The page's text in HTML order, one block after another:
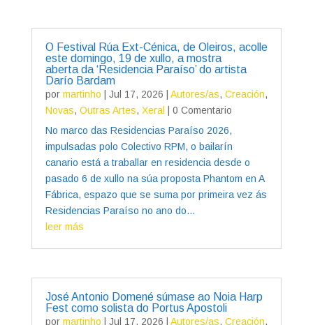
O Festival Rúa Ext-Cénica, de Oleiros, acolle
este domingo, 19 de xullo, a mostra
aberta da ‘Residencia Paraíso’ do artista
Darío Bardam
por martinho Jul 17, 2026 Autores/as, Creación,
Novas, Outras Artes, Xeral
| 0 Comentario
No marco das Residencias Paraíso 2026,
impulsadas polo Colectivo RPM, o bailarín
canario está a traballar en residencia desde o
pasado 6 de xullo na súa proposta Phantom en A
Fábrica, espazo que se suma por primeira vez ás
Residencias Paraíso no ano do...
leer más
José Antonio Domené súmase ao Noia Harp
Fest como solista do Portus Apostoli
por martinho Jul 17, 2026 Autores/as, Creación,